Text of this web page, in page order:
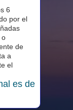
6
por el
o
de
a
el
es de